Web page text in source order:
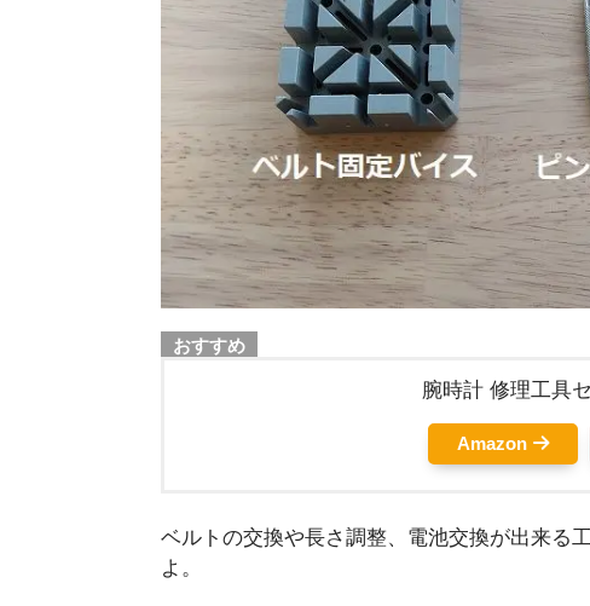
おすすめ
腕時計 修理工具
Amazon
ベルトの交換や長さ調整、電池交換が出来る
よ。